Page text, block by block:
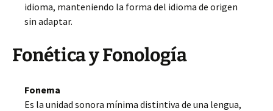
idioma, manteniendo la forma del idioma de origen
sin adaptar.
Fonética y Fonología
Fonema
Es la unidad sonora mínima distintiva de una lengua,